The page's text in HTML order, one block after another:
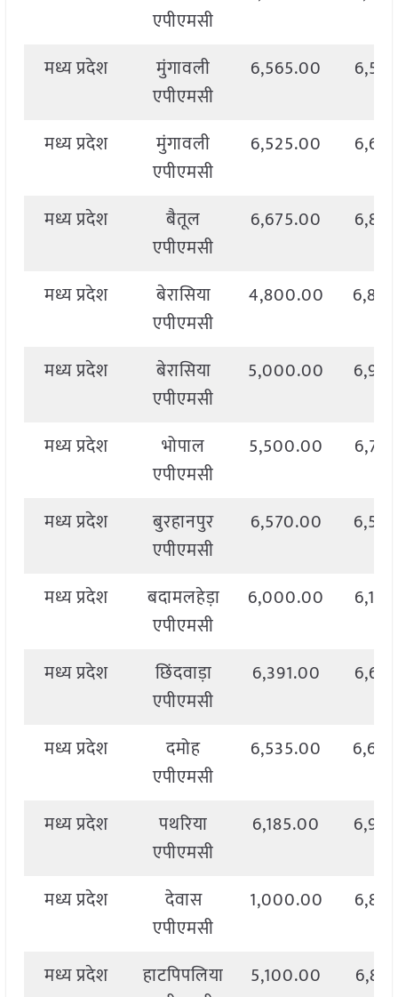
एपीएमसी
मध्य प्रदेश
मुंगावली
एपीएमसी
6,565.00
मध्य प्रदेश
मुंगावली
एपीएमसी
6,525.00
मध्य प्रदेश
बैतूल
एपीएमसी
6,675.00
मध्य प्रदेश
बेरासिया
एपीएमसी
4,800.00
मध्य प्रदेश
बेरासिया
एपीएमसी
5,000.00
मध्य प्रदेश
भोपाल
एपीएमसी
5,500.00
मध्य प्रदेश
बुरहानपुर
एपीएमसी
6,570.00
मध्य प्रदेश
बदामलहेड़ा
एपीएमसी
6,000.00
मध्य प्रदेश
छिंदवाड़ा
एपीएमसी
6,391.00
मध्य प्रदेश
दमोह
एपीएमसी
6,535.00
मध्य प्रदेश
पथरिया
एपीएमसी
6,185.00
मध्य प्रदेश
देवास
एपीएमसी
1,000.00
मध्य प्रदेश
हाटपिपलिया
5,100.00